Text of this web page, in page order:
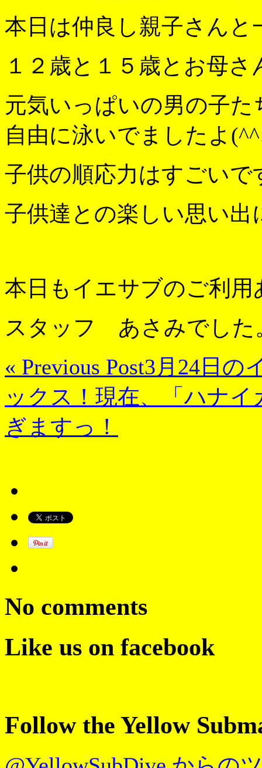
本日は仲良し親子さん
１２歳と１５歳とお母さ
元気いっぱいの男の子
自由に泳いでましたよ
子供の順応力はすごいで
子供達との楽しい思い
本日もイエサブのご利
スタッフ あさみでした
« Previous Post3月24日の
ックス！現在、「ハナ
ぎますっ！
No comments
Like us on facebook
Follow the Yellow